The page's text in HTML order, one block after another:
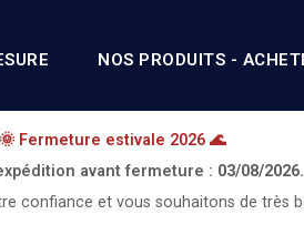
NOS PRODUITS -
🌞 Fermeture estivale 2026 🌊
avant fermeture : 03/08/2026.
confiance et vous souhaitons de très